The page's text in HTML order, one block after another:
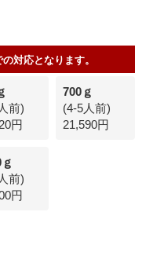
対応となります。
前)
円
700ｇ
(4-5人前)
21,590円
前)
円